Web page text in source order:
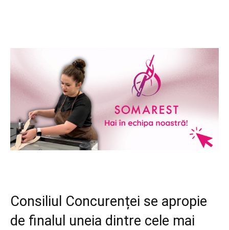
Consiliul Concurenței se apropie
de finalul uneia dintre cele mai